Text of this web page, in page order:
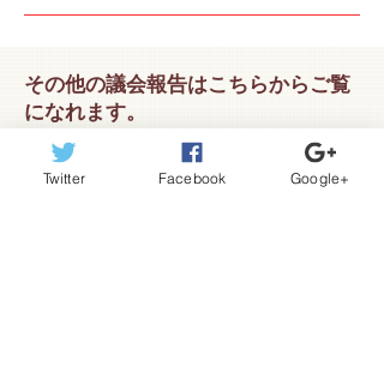
その他の議会報告はこちらからご覧
になれます。
2026年度 ≫
2025年度 ≫
Twitter Facebook Google+